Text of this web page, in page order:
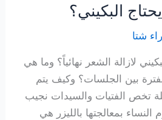
البكيني؟
شتا
لازالة الشعر نهائياً؟ وما هي
بين الجلسات؟ وكيف يتم
تخص الفتيات والسيدات نجيب
بمعالجتها بالليزر هي